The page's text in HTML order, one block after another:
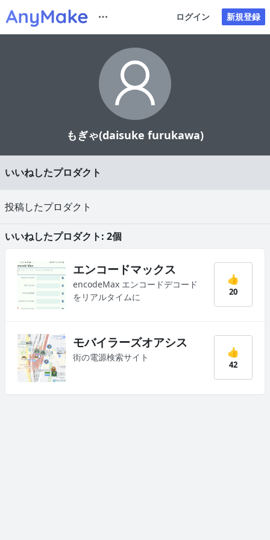
ログイン 新規登録
もぎゃ(daisuke furukawa)
いいねしたプロダクト
投稿したプロダクト
いいねしたプロダクト: 2個
エンコードマックス
encodeMax エンコードデコード
をリアルタイムに
👍
20
モバイラーズオアシス
街の電源検索サイト 👍
42